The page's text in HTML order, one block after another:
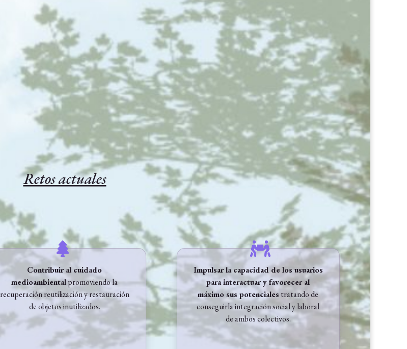
Retos actuales
Contribuir al cuidado
medioambientalpromoviendo la
recuperación reutilización y restauración
de objetos inutilizados.
Impulsar la capacidad de los usuarios
para interactuar y favorecer al
máximo sus potenciales tratando de
conseguirla integración social y laboral
de ambos colectivos.